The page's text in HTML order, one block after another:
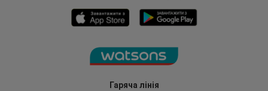
Гаряча лінія